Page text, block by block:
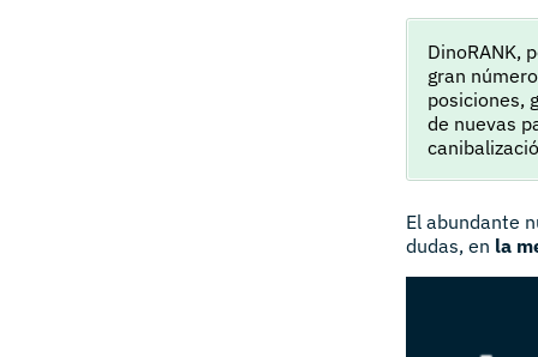
DinoRANK,
gran
posiciones,
de nuevas
El abundante
dudas, en la